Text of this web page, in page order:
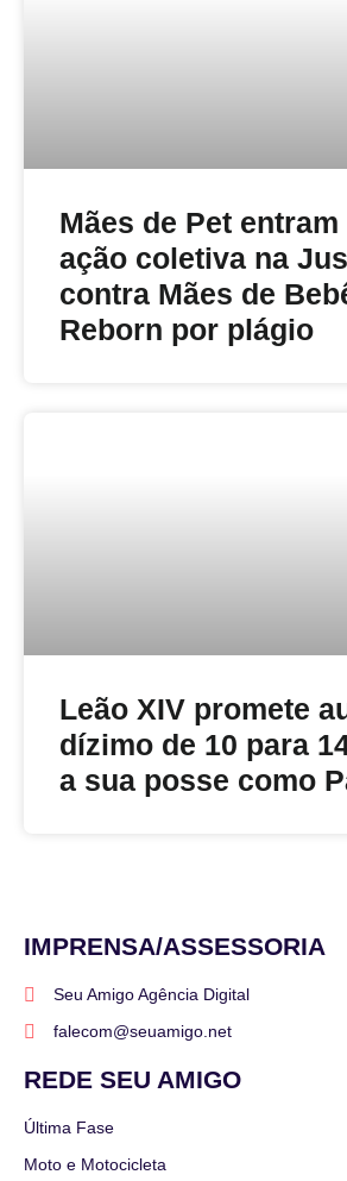
Mães de Pet entram
ação coletiva na
contra Mães de
Reborn por plágio
Leão XIV promete
dízimo de 10 para
a sua posse como
IMPRENSA/ASSESSORIA
Seu Amigo Agência Digital
falecom@seuamigo.net
REDE SEU AMIGO
Última Fase
Moto e Motocicleta